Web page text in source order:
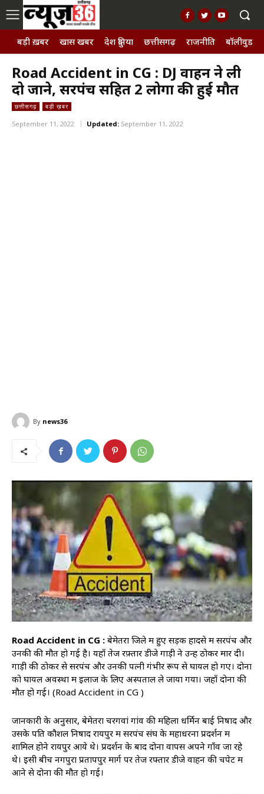
बड़ी ख़बर खास खबर देश दुनिया छत्तीसगढ़ राजनीति बॉलीवुड,
Road Accident in CG : DJ वाहन ने ली
दो जाने, सरपंच सहित 2 लोगों की हुई मौत
छत्तीसगढ़ बड़ी ख़बर
September 11, 2022 Updated: September 11, 2022
By news36
Road Accident in CG : बेमेतरा जिले में हुए सड़क हादसे में सरपंच और
उनकी की मौत हो गई है। यहाँ तेज रफ़्तार डीजे गाड़ी ने उन्हें ठोकर मार दी।
गाड़ी की ठोकर से सरपंच और उनकी पत्नी गंभीर रूप से घायल हो गए। दोनों
को घायल अवस्था में इलाज के लिए अस्पताल ले जाया गया। जहाँ दोनों की
मौत हो गई। (Road Accident in CG )
जानकारी के अनुसार, बेमेतरा चरगवां गांव की महिला धर्मिन बाई निषाद और
उसके पति कौशल निषाद रायपुर में सरपंच संघ के महाधरना प्रदर्शन में
शामिल होने रायपुर आये थे। प्रदर्शन के बाद दोनों वापस अपने गाँव जा रहे
थे। इसी बीच नगपुरा प्रतापपुर मार्ग पर तेज रफ्तार डीजे वाहन की चपेट में
आने से दोनों की मौत हो गई।